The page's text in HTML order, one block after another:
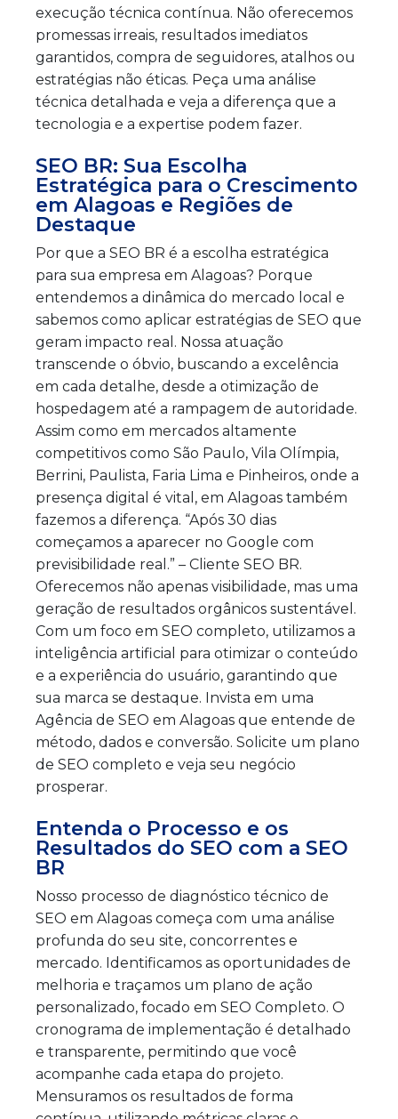
execução técnica contínua. Não oferecemos
promessas irreais, resultados imediatos
garantidos, compra de seguidores, atalhos ou
estratégias não éticas. Peça uma análise
técnica detalhada e veja a diferença que a
tecnologia e a expertise podem fazer.
SEO BR: Sua Escolha
Estratégica para o Crescimento
em Alagoas e Regiões de
Destaque
Por que a SEO BR é a escolha estratégica
para sua empresa em Alagoas? Porque
entendemos a dinâmica do mercado local e
sabemos como aplicar estratégias de SEO que
geram impacto real. Nossa atuação
transcende o óbvio, buscando a excelência
em cada detalhe, desde a otimização de
hospedagem até a rampagem de autoridade.
Assim como em mercados altamente
competitivos como São Paulo, Vila Olímpia,
Berrini, Paulista, Faria Lima e Pinheiros, onde a
presença digital é vital, em Alagoas também
fazemos a diferença. “Após 30 dias
começamos a aparecer no Google com
previsibilidade real.” – Cliente SEO BR.
Oferecemos não apenas visibilidade, mas uma
geração de resultados orgânicos sustentável.
Com um foco em SEO completo, utilizamos a
inteligência artificial para otimizar o conteúdo
e a experiência do usuário, garantindo que
sua marca se destaque. Invista em uma
Agência de SEO em Alagoas que entende de
método, dados e conversão. Solicite um plano
de SEO completo e veja seu negócio
prosperar.
Entenda o Processo e os
Resultados do SEO com a SEO
BR
Nosso processo de diagnóstico técnico de
SEO em Alagoas começa com uma análise
profunda do seu site, concorrentes e
mercado. Identificamos as oportunidades de
melhoria e traçamos um plano de ação
personalizado, focado em SEO Completo. O
cronograma de implementação é detalhado
e transparente, permitindo que você
acompanhe cada etapa do projeto.
Mensuramos os resultados de forma